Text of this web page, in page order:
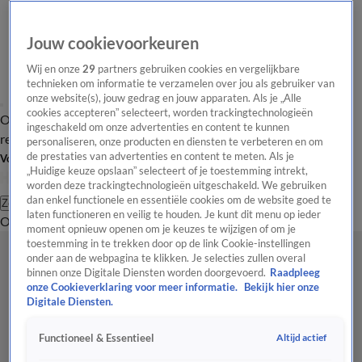
Overzicht Laatste nieuws Regionieuws Het beste van Hart
Tip de
redactie
Volg Hart van Nederland
Zoeken
OverzichtRegioUitzendingenWeerTip de redactiePanelVideo's
Jouw cookievoorkeuren
Wij en onze29 partners gebruiken cookies en vergelijkbare
technieken om informatie te verzamelen over jou als gebruiker van
onze website(s), jouw gedrag en jouw apparaten. Als je „Alle
cookies accepteren” selecteert, worden trackingtechnologieën
ingeschakeld om onze advertenties en content te kunnen
personaliseren, onze producten en diensten te verbeteren en om
de prestaties van advertenties en content te meten. Als je
„Huidige keuze opslaan” selecteert of je toestemming intrekt,
worden deze trackingtechnologieën uitgeschakeld. We gebruiken
dan enkel functionele en essentiële cookies om de website goed te
laten functioneren en veilig te houden. Je kunt dit menu op ieder
moment opnieuw openen om je keuzes te wijzigen of om je
toestemming in te trekken door op de link Cookie-instellingen
onder aan de webpagina te klikken. Je selecties zullen overal
binnen onze Digitale Diensten worden doorgevoerd. Raadpleeg
onze Cookieverklaring voor meer informatie.
Bekijk hier onze
Digitale Diensten.
Functioneel & Essentieel Altijd actief